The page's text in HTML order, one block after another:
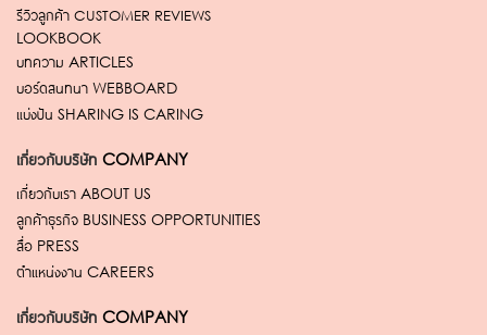
รีวิวลูกค้า CUSTOMER REVIEWS
LOOKBOOK
บทความ ARTICLES
บอร์ดสนทนา WEBBOARD
แบ่งปัน SHARING IS CARING
เกี่ยวกับบริษัท COMPANY
เกี่ยวกับเรา ABOUT US
ลูกค้าธุรกิจ BUSINESS OPPORTUNITIES
สื่อ PRESS
ตำแหน่งงาน CAREERS
เกี่ยวกับบริษัท COMPANY